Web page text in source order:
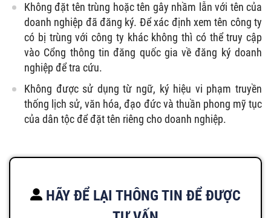
Không đặt tên trùng hoặc tên gây nhầm lẫn với tên của
doanh nghiệp đã đăng ký. Để xác định xem tên công ty
có bị trùng với công ty khác không thì có thể truy cập
vào Cổng thông tin đăng quốc gia về đăng ký doanh
nghiệp để tra cứu.
Không được sử dụng từ ngữ, ký hiệu vi phạm truyền
thống lịch sử, văn hóa, đạo đức và thuần phong mỹ tục
của dân tộc để đặt tên riêng cho doanh nghiệp.
HÃY ĐỂ LẠI THÔNG TIN ĐỂ ĐƯỢC